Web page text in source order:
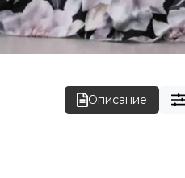
Описание